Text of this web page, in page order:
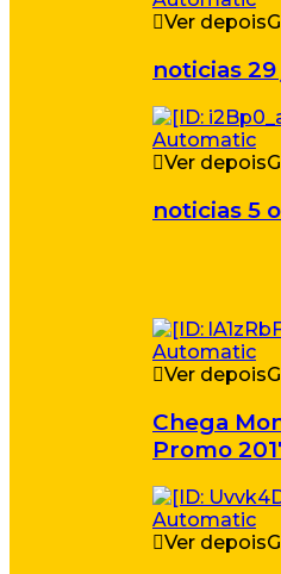
Ver depois
noticias 29
Ver depois
noticias 5
Ver depois
Chega
Promo
Ver depois